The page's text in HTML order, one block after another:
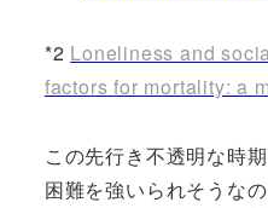
*2 Loneliness and
factors for mortality: a
この先行き不透明な時
困難を強いられそうな